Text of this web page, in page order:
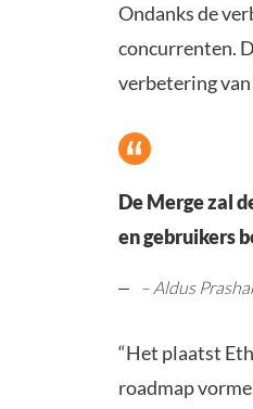
Ondanks de
concurrenten.
verbetering
De Merge zal
en gebruikers
– Aldus
“Het plaatst
roadmap